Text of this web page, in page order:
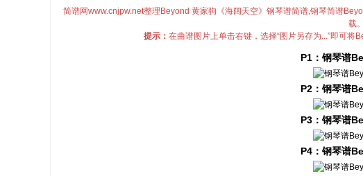
简谱网www.cnjpw.net整理Beyond 黄家驹《海阔天空》钢琴谱简谱,钢琴简谱
载。
提示： 在曲谱图片上单击右键，选择“图片另存为...”即可
P1：钢琴谱
P2：钢琴谱
P3：钢琴谱
P4：钢琴谱